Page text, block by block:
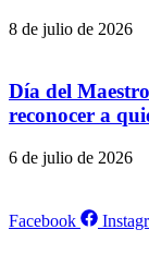
8 de julio de 2026
Día del
reconocer a
6 de julio de 2026
Facebook